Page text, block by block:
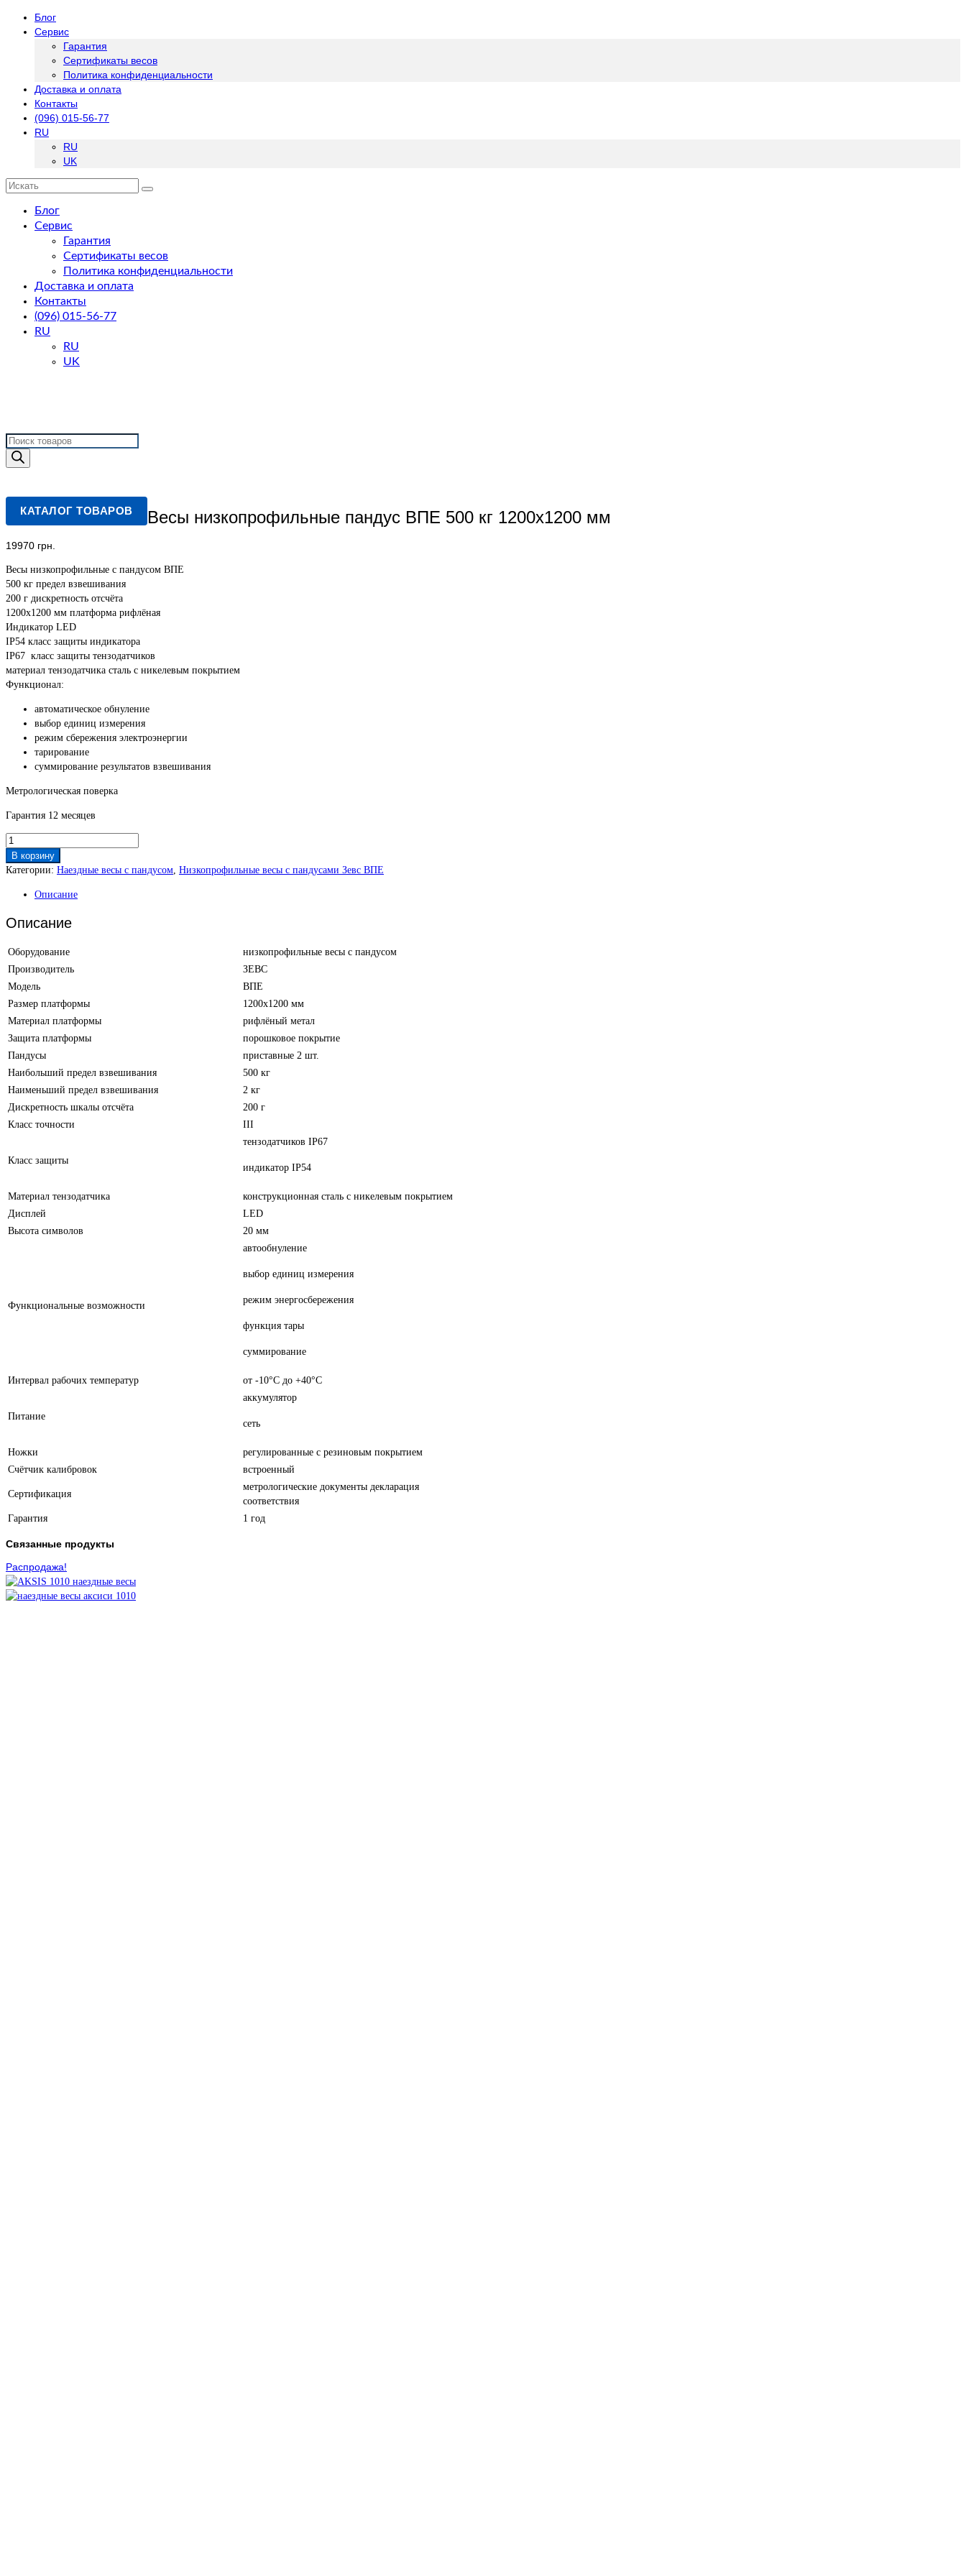
Блог
Сервис
Гарантия
Сертификаты весов
Политика конфиденциальности
Доставка и оплата
Контакты
(096) 015-56-77
RU
RU
UK
Искать:
Блог
Сервис
Гарантия
Сертификаты весов
Политика конфиденциальности
Доставка и оплата
Контакты
(096) 015-56-77
RU
RU
UK
Поиск
товаров
КАТАЛОГ ТОВАРОВ Весы низкопрофильные пандус ВПЕ 500 кг 1200х1200 мм
19970 грн.
Весы низкопрофильные с пандусом ВПЕ
500 кг предел взвешивания
200 г дискретность отсчёта
1200х1200 мм платформа рифлёная
Индикатор LED
IP54 класс защиты индикатора
IP67 класс защиты тензодатчиков
материал тензодатчика сталь с никелевым покрытием
Функционал:
автоматическое обнуление
выбор единиц измерения
режим сбережения электроэнергии
тарирование
суммирование результатов взвешивания
Метрологическая поверка
Гарантия 12 месяцев
Количество
товара
Весы
пандус
500
1200х1200
мм
В корзину
Категории: Наездные весы c пандусом, Низкопрофильные весы с пандусами Зевс ВПЕ
Описание
Описание
Оборудование
низкопрофильные весы с пандусом
Производитель
ЗЕВС
Модель
ВПЕ
Размер платформы
1200х1200 мм
Материал платформы
рифлёный метал
Защита платформы
порошковое покрытие
Пандусы
приставные 2 шт.
Наибольший предел взвешивания
500 кг
Наименьший предел взвешивания
2 кг
Дискретность шкалы отсчёта
200 г
Класс точности
III
Класс защиты
тензодатчиков IP67
индикатор IP54
Материал тензодатчика
конструкционная сталь с никелевым покрытием
Дисплей
LED
Высота символов
20 мм
Функциональные возможности
автообнуление
выбор единиц измерения
режим энергосбережения
функция тары
суммирование
Интервал рабочих температур от -10°С до +40°С
Питание
аккумулятор
сеть
Ножки
регулированные с резиновым покрытием
Счётчик калибровок
встроенный
Сертификация
метрологические документы декларация
соответствия
Гарантия
1 год
Связанные продукты
Распродажа!